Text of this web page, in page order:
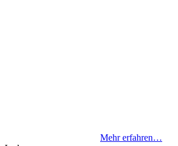
Mehr erfahren…